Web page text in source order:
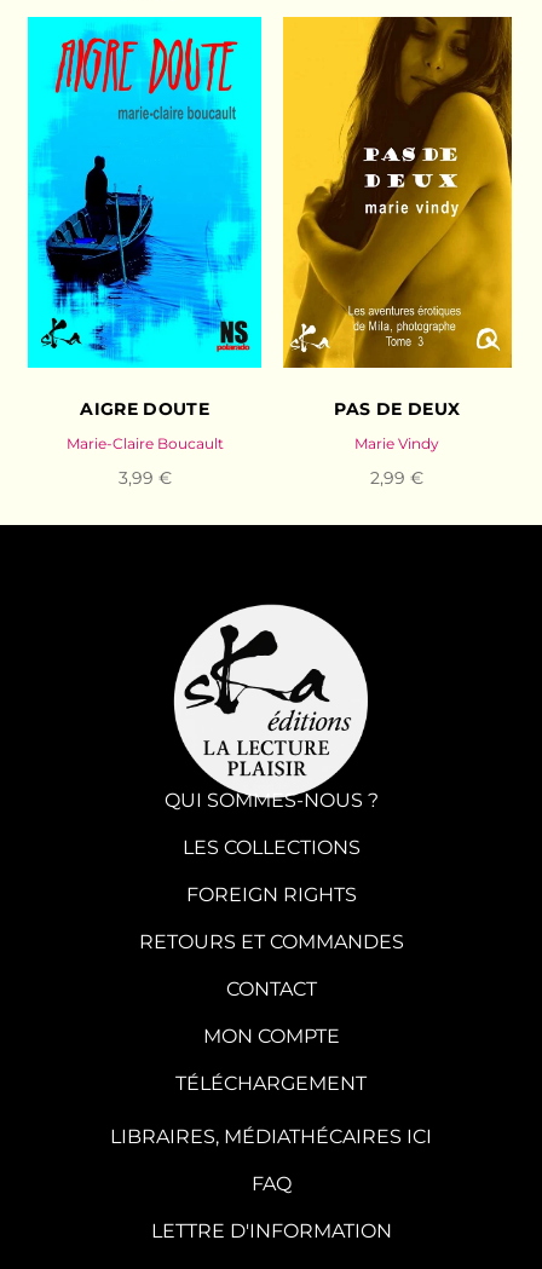
AIGRE DOUTE
Marie-Claire Boucault
3,99 €
PAS DE DEUX
Marie Vindy
2,99 €
QUI SOMMES-NOUS ?
LES COLLECTIONS
FOREIGN RIGHTS
RETOURS ET COMMANDES
CONTACT
MON COMPTE
TÉLÉCHARGEMENT
LIBRAIRES, MÉDIATHÉCAIRES ICI
FAQ
LETTRE D'INFORMATION